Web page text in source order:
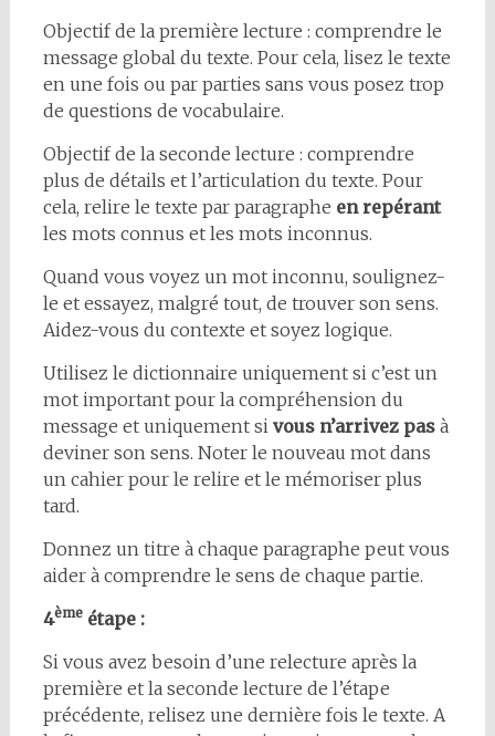
Objectif de la première lecture : comprendre le
message global du texte. Pour cela, lisez le texte
en une fois ou par parties sans vous posez trop
de questions de vocabulaire.
Objectif de la seconde lecture : comprendre
plus de détails et l’articulation du texte. Pour
cela, relire le texte par paragraphe en repérant
les mots connus et les mots inconnus.
Quand vous voyez un mot inconnu, soulignez-
le et essayez, malgré tout, de trouver son sens.
Aidez-vous du contexte et soyez logique.
Utilisez le dictionnaire uniquement si c’est un
mot important pour la compréhension du
message et uniquement si vous n’arrivez pasà
deviner son sens. Noter le nouveau mot dans
un cahier pour le relire et le mémoriser plus
tard.
Donnez un titre à chaque paragraphe peut vous
aider à comprendre le sens de chaque partie.
4èmeétape :
Si vous avez besoin d’une relecture après la
première et la seconde lecture de l’étape
précédente, relisez une dernière fois le texte. A